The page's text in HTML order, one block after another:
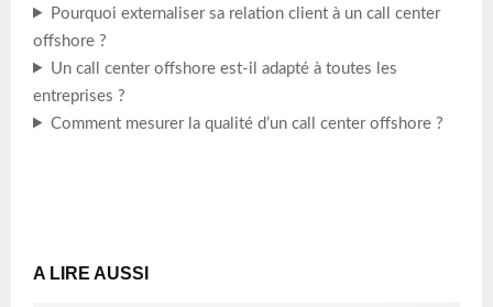
Pourquoi externaliser sa relation client à un call center
offshore ?
Un call center offshore est-il adapté à toutes les
entreprises ?
Comment mesurer la qualité d’un call center offshore ?
A LIRE AUSSI